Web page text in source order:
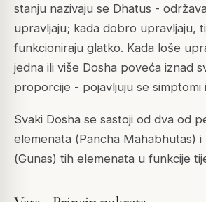
stanju nazivaju se Dhatus -
upravljaju; kada dobro upravljaju,
funkcioniraju glatko. Kada loše
jedna ili više Dosha poveća iznad
proporcije - pojavljuju se simptomi
Svaki Dosha se sastoji od dva od
elemenata (Pancha Mahabhutas) i
(Gunas) tih elemenata u funkcije